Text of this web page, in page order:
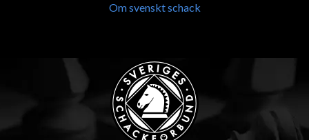
Om svenskt schack